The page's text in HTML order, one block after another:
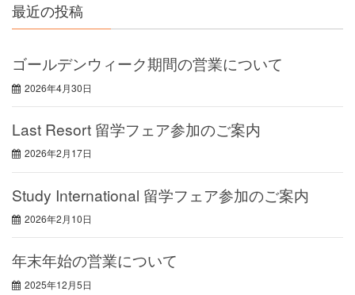
最近の投稿
ゴールデンウィーク期間の営業について
2026年4月30日
Last Resort 留学フェア参加のご案内
2026年2月17日
Study International 留学フェア参加のご案内
2026年2月10日
年末年始の営業について
2025年12月5日